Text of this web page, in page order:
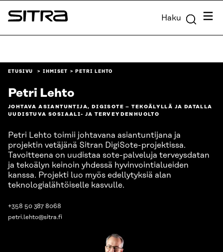
Siirry
suoraan
Sitra Haku
ETUSIVU IHMISET PETRI LEHTO
Petri Lehto
JOHTAVA ASIANTUNTIJA, DIGISOTE – TEKOÄLYLLÄ JA DATALLA
UUDISTUVA SOSIAALI- JA TERVEYDENHUOLTO
Petri Lehto toimii johtavana asiantuntijana ja
projektin vetäjänä Sitran DigiSote-projektissa.
Tavoitteena on uudistaa sote-palveluja terveysdatan
ja tekoälyn keinoin yhdessä hyvinvointialueiden
kanssa. Projekti luo myös edellytyksiä alan
teknologialähtöiselle kasvulle.
+358 50 387 8068
petri.lehto@sitra.fi